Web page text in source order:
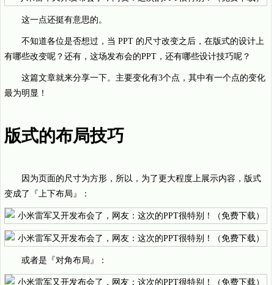
这一点还挺有意思的。
不知道各位是否想过，当 PPT 的尺寸改变之后，在版式的设计上
有哪些改变呢？还有，这场发布会的PPT，还有哪些设计技巧呢？
这篇文章就来分享一下。主要变化有3个点，其中有一个点的变化
最为明显！
版式的布局技巧
因为页面的尺寸为方形，所以，为了更大程度上展示内容，版式
变成了『上下布局』：
或者是『对角布局』：